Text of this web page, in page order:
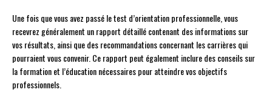
Une fois que vous avez passé le test d’orientation professionnelle, vous
recevrez généralement un rapport détaillé contenant des informations sur
vos résultats, ainsi que des recommandations concernant les carrières qui
pourraient vous convenir. Ce rapport peut également inclure des conseils sur
la formation et l’éducation nécessaires pour atteindre vos objectifs
professionnels.